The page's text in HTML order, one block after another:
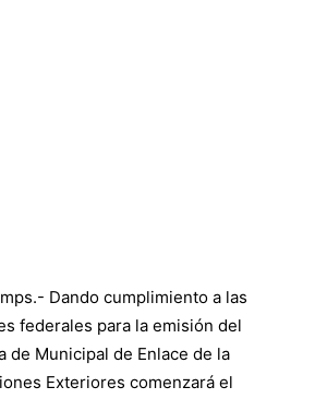
Dando cumplimiento a las
federales para la emisión del
de Municipal de Enlace de la
Exteriores comenzará el